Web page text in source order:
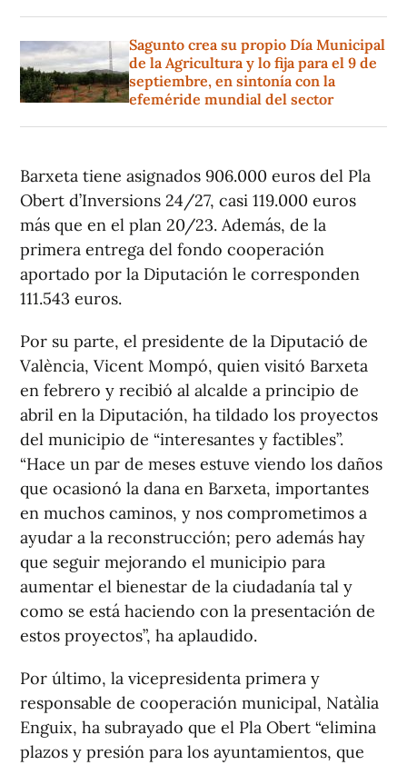
Sagunto crea su propio Día Municipal
de la Agricultura y lo fija para el 9 de
septiembre, en sintonía con la
efeméride mundial del sector
Barxeta tiene asignados 906.000 euros del Pla
Obert d’Inversions 24/27, casi 119.000 euros
más que en el plan 20/23. Además, de la
primera entrega del fondo cooperación
aportado por la Diputación le corresponden
111.543 euros.
Por su parte, el presidente de la Diputació de
València, Vicent Mompó, quien visitó Barxeta
en febrero y recibió al alcalde a principio de
abril en la Diputación, ha tildado los proyectos
del municipio de “interesantes y factibles”.
“Hace un par de meses estuve viendo los daños
que ocasionó la dana en Barxeta, importantes
en muchos caminos, y nos comprometimos a
ayudar a la reconstrucción; pero además hay
que seguir mejorando el municipio para
aumentar el bienestar de la ciudadanía tal y
como se está haciendo con la presentación de
estos proyectos”, ha aplaudido.
Por último, la vicepresidenta primera y
responsable de cooperación municipal, Natàlia
Enguix, ha subrayado que el Pla Obert “elimina
plazos y presión para los ayuntamientos, que